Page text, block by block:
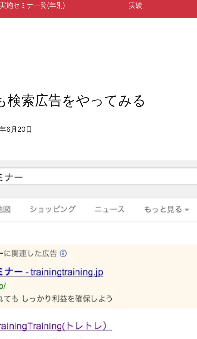
実施セミナ一覧(年別) 実績
検索広告をやってみる
6月20日